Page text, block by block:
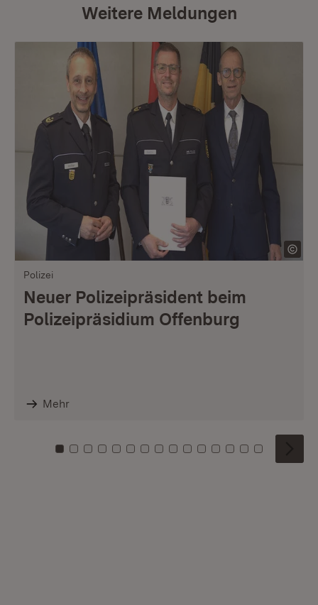
Weitere Meldungen
Polizei
Neuer Polizeipräsident beim
Polizeipräsidium Offenburg
Mehr
Zu Kachel: 0
Zu Kachel: 1
Zu Kachel: 2
Zu Kachel: 3
Zu Kachel: 4
Zu Kachel: 5
Zu Kachel: 6
Zu Kachel: 7
Zu Kachel: 8
Zu Kachel: 9
Zu Kachel: 10
Zu Kachel: 11
Zu Kachel: 12
Zu Kachel:
Zu